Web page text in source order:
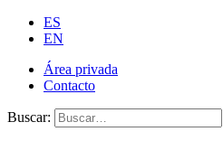
ES
EN
Área privada
Contacto
Buscar: